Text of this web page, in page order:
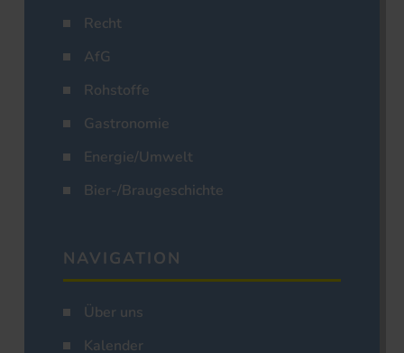
Recht
AfG
Rohstoffe
Gastronomie
Energie/Umwelt
Bier-/Braugeschichte
NAVIGATION
Über uns
Kalender